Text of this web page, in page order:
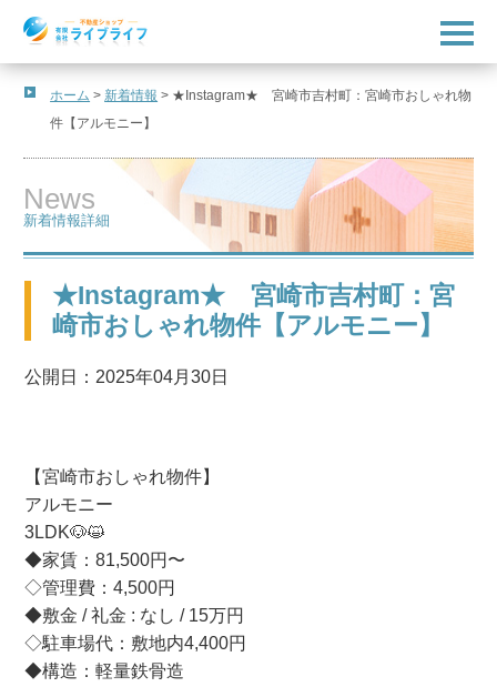
t
o
g
l
v
i
t
i
o
ホーム > 新着情報 > ★Instagram★ 宮崎市吉村町：宮崎市おしゃれ物
件【アルモニー】
News
新着情報詳細
★Instagram★ 宮崎市吉村町：宮
崎市おしゃれ物件【アルモニー】
公開日：2025年04月30日
【宮崎市おしゃれ物件】
アルモニー
3LDK🐶😺
◆家賃：81,500円〜
◇管理費：4,500円
◆敷金 / 礼金 : なし / 15万円
◇駐車場代：敷地内4,400円
◆構造：軽量鉄骨造